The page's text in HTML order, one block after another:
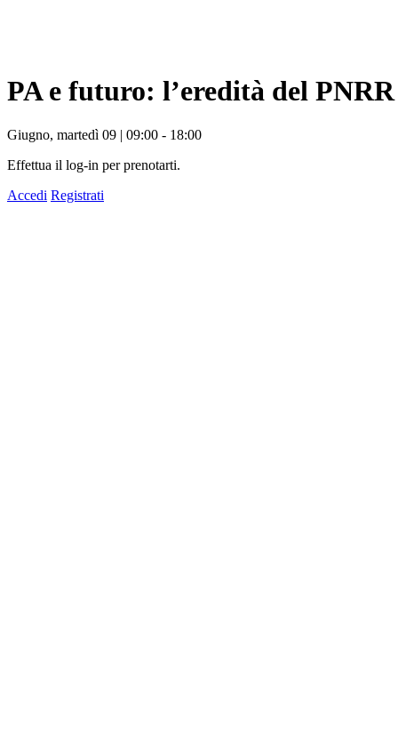
PA e futuro: l’eredità del
Giugno, martedì 09 | 09:00 - 18:00
Effettua il log-in per prenotarti.
Accedi Registrati